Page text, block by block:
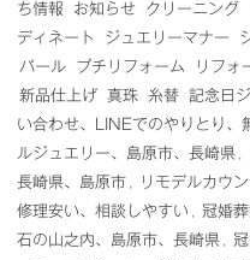
ち情報
お知らせ クリーニング
ディネート
ジュエリーマナー
パール
プチリフォーム リフォ
新品仕上げ
真珠 糸替 記念日
い合わせ、LINEでのやりとり、
ルジュエリー、島原市、長崎県
長崎県、島原市
リモデルカウ
修理安い、相談しやすい
冠婚
石の山之内、島原市、長崎県